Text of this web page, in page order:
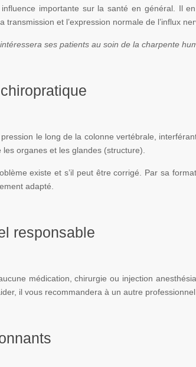
importante sur la santé en général. Il
transmission et l’expression normale de l’influx
ses patients au soin de la charpente
le long de la colonne vertébrale,
organes et les glandes (structure).
existe et s’il peut être corrigé. Par sa
adapté.
responsable
médication, chirurgie ou injection
il vous recommandera à un autre professionnel